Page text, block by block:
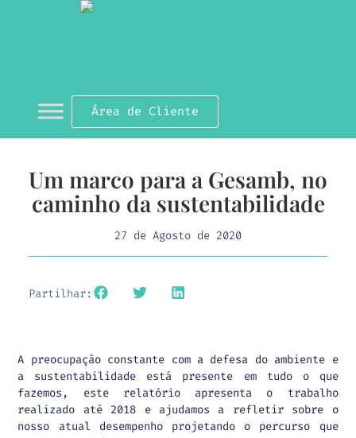
Área de Cliente
Um marco para a Gesamb, no
caminho da sustentabilidade
27 de Agosto de 2020
Partilhar:
A preocupação constante com a defesa do ambiente e
a sustentabilidade está presente em tudo o que
fazemos, este relatório apresenta o trabalho
realizado até 2018 e ajudamos a refletir sobre o
nosso atual desempenho projetando o percurso que